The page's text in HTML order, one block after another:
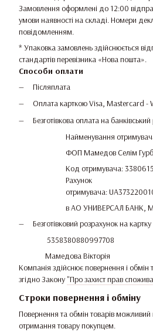
Замовлення оформлені до 12:00
умови наявності на складі. Номери
повідомленням.
* Упаковка замовлень здійснюється
стандартів перевізника «Нова пошта».
Способи оплати
Післяплата
Оплата карткою Visa, Mastercard -
Безготівкова оплата на
Найменування
ФОП Мамедов Селім
Код отримувача:
Рахунок
отримувача:
в АО УНИВЕРСАЛ БАНК,
Безготівковий розрахунок на
5358380880997708
Мамедова Вікторія
Компанія здійснює повернення і обмін
згідно Закону "Про захист прав
Строки повернення і обміну
Повернення та обмін товарів можливий
отримання товару покупцем.